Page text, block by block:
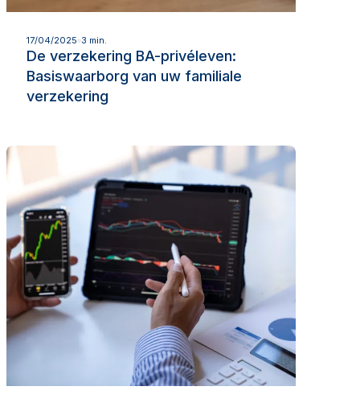
17/04/2025 3 min.
De verzekering BA-privéleven:
Basiswaarborg van uw familiale
verzekering
Lees meer